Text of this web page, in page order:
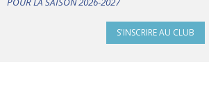
S'INSCRIRE AU CLUB